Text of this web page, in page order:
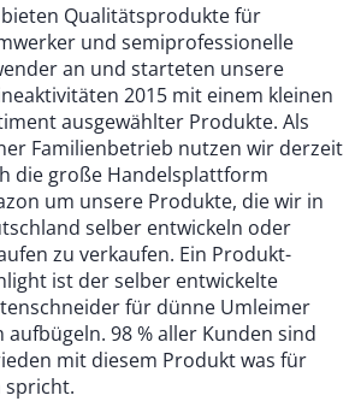
Qualitätsprodukte für
und semiprofessionelle
an und starteten unsere
2015 mit einem kleinen
ausgewählter Produkte. Als
Familienbetrieb nutzen wir derzeit
die große Handelsplattform
um unsere Produkte, die wir in
selber entwickeln oder
zu verkaufen. Ein Produkt-
ist der selber entwickelte
für dünne Umleimer
aufbügeln. 98 % aller Kunden sind
mit diesem Produkt was für
spricht.